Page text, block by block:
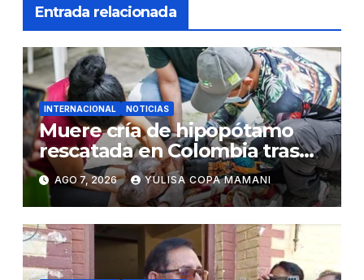
Entrada relacionada
INTERNACIONAL NOTICIAS
Muere cría de hipopótamo
rescatada en Colombia tras
recibir atención veterinaria
AGO 7, 2026 YULISA COPA MAMANI